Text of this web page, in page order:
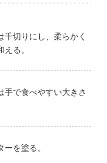
切りにし、柔らかく
る。
手で食べやすい大きさ
を塗る。